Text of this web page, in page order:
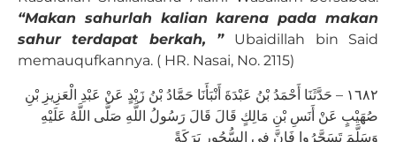
“Makan sahurlah kalian karena pada makan
sahur terdapat berkah, ” Ubaidillah bin Said
memauqufkannya. ( HR. Nasai, No. 2115)
١٦٨٢ – حَدَّثَنَا أَحْمَدُ بْنُ عَبْدَةَ أَنْبَأَنَا حَمَّادُ بْنُ زَيْدٍ عَنْ عَبْدِ الْعَزِيزِ بْنِ
صُهَيْبٍ عَنْ أَنَسِ بْنِ مَالِكٍ قَالَ قَالَ رَسُولُ اللَّهِ صَلَّى اللَّهُ عَلَيْهِ
وَسَلَّمَ تَسَحَّرُوا فَإِنَّ فِي السُّحُورِ بَرَكَةً